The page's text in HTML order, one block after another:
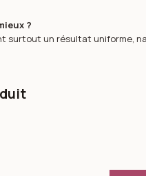
?
surtout un résultat uniforme,